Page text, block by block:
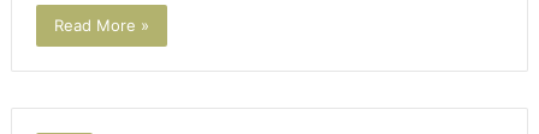
Read More »